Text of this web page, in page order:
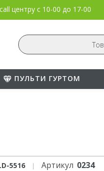
центру с 10-00 до 17-00
ПУЛЬТИ ГУРТОМ
5516 Артикул 0234